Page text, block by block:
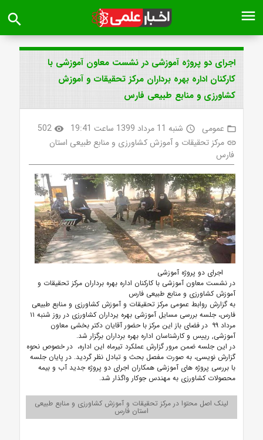
menu
search
اجرای دو پروژه آموزشی در نشست معاون آموزشی با
کارکنان اداره بهره برداران مرکز تحقیقات و آموزش
کشاورزی و منابع طبیعی فارس
folder_open عمومی access_time شنبه 11 مرداد 1399 ساعت 19:41 visibility
502
link مرکز تحقیقات و آموزش کشاورزی و منابع طبیعی استان
فارس
اجرای دو پروژه آموزشی
در نشست معاون آموزشی با کارکنان اداره بهره برداران مرکز تحقیقات و
آموزش کشاورزی و منابع طبیعی فارس
به گزارش روابط عمومی مرکز تحقیقات و آموزش کشاورزی و منابع طبیعی
فارس، جلسه بررسی مسایل آموزشی بهره یرداران کشاورزی در روز شنبه ۱۱
مرداد ۹۹ در فضای باز این مرکز با حضور آقایان دکتر بخشی معاون
آموزشی, رییس و کارشناسان اداره بهره برداران برگزار شد.
در این جلسه ضمن مرور گزارش عملکرد تیرماه این اداره، در خصوص نحوه
گزارش نویسی، به صورت مفصل بحث و تبادل نظر گردید. در پایان جلسه
با بررسی پروژه های آموزشی همکاران اجرای دو پروژه جدید آب و بیمه
محصولات کشاورزی به مهندس جوکار واگذار شد.
لینک اصل محتوا در مرکز تحقیقات و آموزش کشاورزی و منابع طبیعی
استان فارس